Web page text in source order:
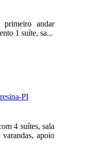
andar
1 suíte, sa...
PI
4 suítes, sala
apoio